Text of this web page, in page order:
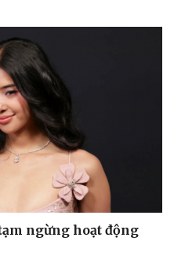
Podcast
Câu chuyện thời sự
Đọc truyện đêm khuya
Cửa sổ tình yêu
Kể chuyện cho bé
ngừng hoạt động